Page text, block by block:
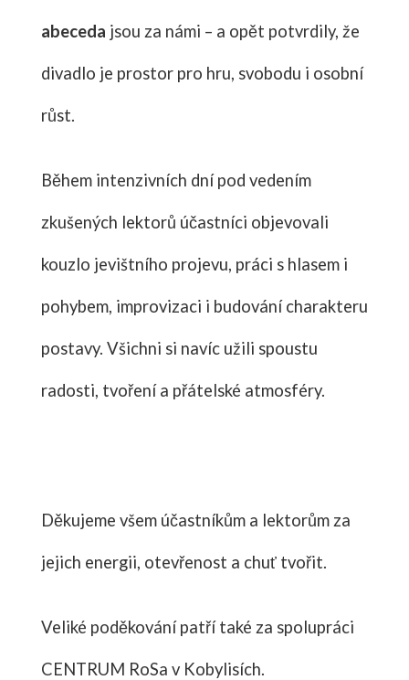
abeceda jsou za námi – a opět potvrdily, že
divadlo je prostor pro hru, svobodu i osobní
růst.
Během intenzivních dní pod vedením
zkušených lektorů účastníci objevovali
kouzlo jevištního projevu, práci s hlasem i
pohybem, improvizaci i budování charakteru
postavy. Všichni si navíc užili spoustu
radosti, tvoření a přátelské atmosféry.
Děkujeme všem účastníkům a lektorům za
jejich energii, otevřenost a chuť tvořit.
Veliké poděkování patří také za spolupráci
CENTRUM RoSa v Kobylisích.